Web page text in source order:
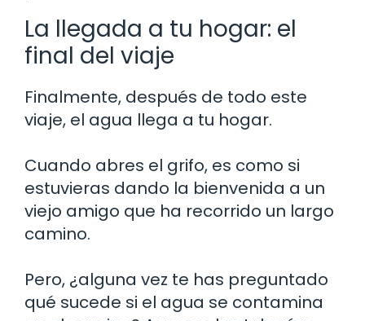
La llegada a tu hogar: el
final del viaje
Finalmente, después de todo este
viaje, el agua llega a tu hogar.
Cuando abres el grifo, es como si
estuvieras dando la bienvenida a un
viejo amigo que ha recorrido un largo
camino.
Pero, ¿alguna vez te has preguntado
qué sucede si el agua se contamina